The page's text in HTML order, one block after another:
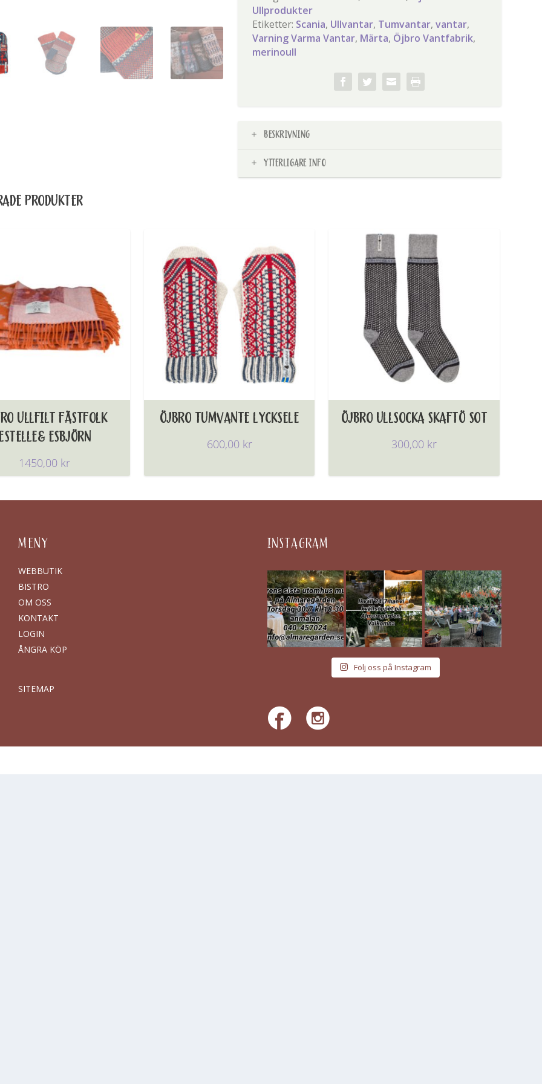
Ullprodukter
Etiketter: Scania, Ullvantar, Tumvantar,vantar,
Varning Varma Vantar, Märta, Öjbro Vantfabrik,
merinoull
BESKRIVNING
YTTERLIGARE INFO
PRODUKTER
ULLFILT FÄSTFOLK
ESBJÖRN
1450,00 kr
ÖJBRO TUMVANTE LYCKSELE
600,00 kr
ÖJBRO ULLSOCKA SKAFTÖ SOT
300,00 kr
MENY
WEBBUTIK
BISTRO
OM OSS
KONTAKT
LOGIN
ÅNGRA KÖP
SITEMAP
INSTAGRAM
Följ oss på Instagram